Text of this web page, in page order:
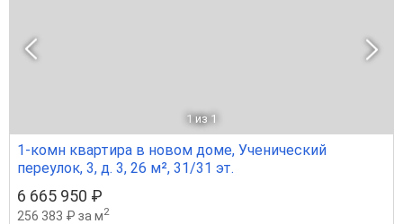
1 из 1
1-комн квартира в новом доме, Ученический
переулок, 3, д. 3, 26 м², 31/31 эт.
6 665 950 ₽
256 383 ₽ за м2